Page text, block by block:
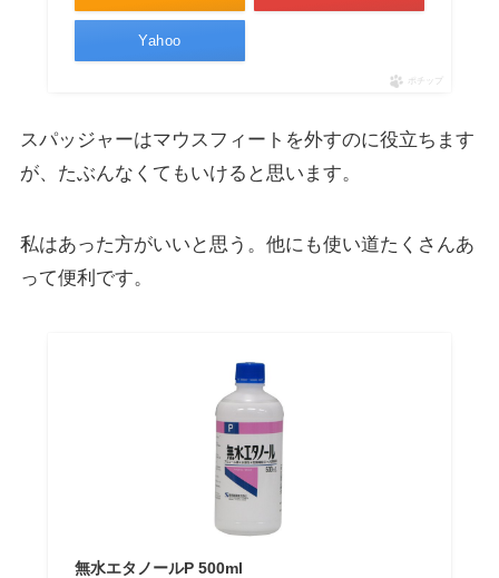
Yahoo
ポチップ
スパッジャーはマウスフィートを外すのに役立ちます
が、たぶんなくてもいけると思います。
私はあった方がいいと思う。他にも使い道たくさんあ
って便利です。
無水エタノールP 500ml